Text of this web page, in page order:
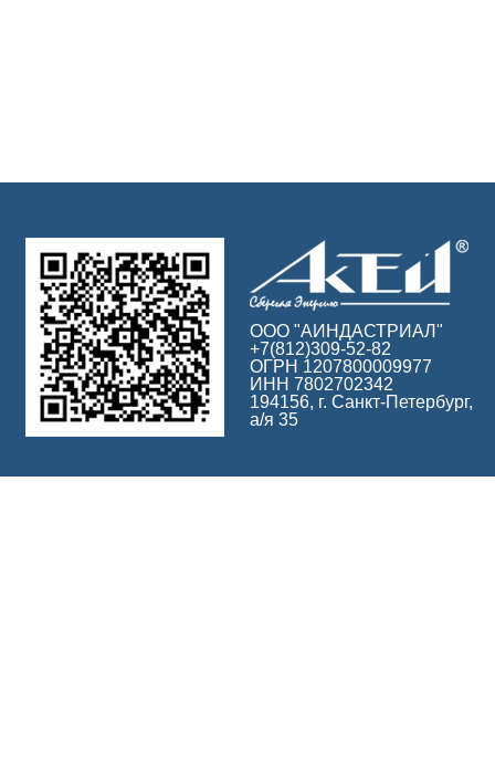
ООО "АИНДАСТРИАЛ"
+7(812)309-52-82
ОГРН 1207800009977
ИНН 7802702342
194156, г. Санкт-Петербург,
а/я 35